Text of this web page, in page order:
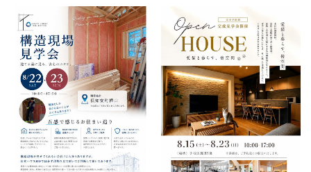
全国の展示場
北海道
札幌
東北
お近くのイベント
北海道
札幌
札幌
小樽
東北